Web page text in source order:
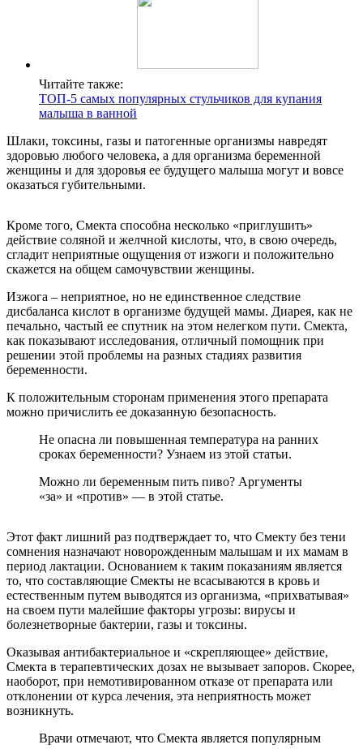
Читайте также:
ТОП-5 самых популярных стульчиков для купания
малыша в ванной
Шлаки, токсины, газы и патогенные организмы навредят
здоровью любого человека, а для организма беременной
женщины и для здоровья ее будущего малыша могут и вовсе
оказаться губительными.
Кроме того, Смекта способна несколько «приглушить»
действие соляной и желчной кислоты, что, в свою очередь,
сгладит неприятные ощущения от изжоги и положительно
скажется на общем самочувствии женщины.
Изжога – неприятное, но не единственное следствие
дисбаланса кислот в организме будущей мамы. Диарея, как не
печально, частый ее спутник на этом нелегком пути. Смекта,
как показывают исследования, отличный помощник при
решении этой проблемы на разных стадиях развития
беременности.
К положительным сторонам применения этого препарата
можно причислить ее доказанную безопасность.
Не опасна ли повышенная температура на ранних
сроках беременности? Узнаем из этой статьи.
Можно ли беременным пить пиво? Аргументы
«за» и «против» — в этой статье.
Этот факт лишний раз подтверждает то, что Смекту без тени
сомнения назначают новорожденным малышам и их мамам в
период лактации. Основанием к таким показаниям является
то, что составляющие Смекты не всасываются в кровь и
естественным путем выводятся из организма, «прихватывая»
на своем пути малейшие факторы угрозы: вирусы и
болезнетворные бактерии, газы и токсины.
Оказывая антибактериальное и «скрепляющее» действие,
Смекта в терапевтических дозах не вызывает запоров. Скорее,
наоборот, при немотивированном отказе от препарата или
отклонении от курса лечения, эта неприятность может
возникнуть.
Врачи отмечают, что Смекта является популярным